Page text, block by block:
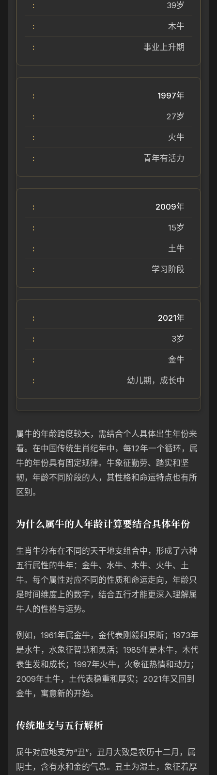
39岁
木牛
事业上升期
1997年
27岁
火牛
青年有活力
2009年
15岁
土牛
学习阶段
2021年
3岁
金牛
幼儿期，成长中
属牛的年龄跨度较大，需结合个人具体出生年份来
看。在中国传统生肖纪年中，每12年一个循环，属
牛的年份具有固定规律。牛象征勤劳、踏实和坚
韧，年龄不同阶段的人，其性格和命运特点也有所
区别。
为什么属牛的人年龄计算要结合具体年份
生肖牛分布在不同的天干地支组合中，形成了六种
五行属性的牛年：金牛、水牛、木牛、火牛、土
牛。每个属性对应不同的性质和命运走向，年龄只
是时间维度上的数字，结合五行才能更深入理解属
牛人的性格与运势。
例如，1961年属金牛，金代表刚毅和果断；1973年
是水牛，水象征智慧和灵活；1985年是木牛，木代
表生发和成长；1997年火牛，火象征热情和动力；
2009年土牛，土代表稳重和厚实；2021年又回到
金牛，寓意新的开始。
传统地支与五行解析
属牛对应地支为“丑”，丑月大致是农历十二月，属
阴土，含有水和金的气息。丑土为湿土，象征着厚